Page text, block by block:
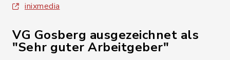
inixmedia
VG Gosberg ausgezeichnet als
"Sehr guter Arbeitgeber"